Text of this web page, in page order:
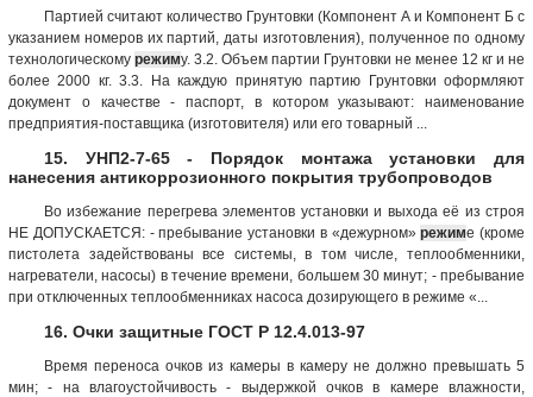
Партией считают количество Грунтовки (Компонент А и Компонент Б с
указанием номеров их партий, даты изготовления), полученное по одному
технологическому режиму. 3.2. Объем партии Грунтовки не менее 12 кг и не
более 2000 кг. 3.3. На каждую принятую партию Грунтовки оформляют
документ о качестве - паспорт, в котором указывают: наименование
предприятия-поставщика (изготовителя) или его товарный ...
15. УНП2-7-65 - Порядок монтажа установки для
нанесения антикоррозионного покрытия трубопроводов
Во избежание перегрева элементов установки и выхода её из строя
НЕ ДОПУСКАЕТСЯ: - пребывание установки в «дежурном»режиме (кроме
пистолета задействованы все системы, в том числе, теплообменники,
нагреватели, насосы) в течение времени, большем 30 минут; - пребывание
при отключенных теплообменниках насоса дозирующего в режиме «...
16. Очки защитные ГОСТ Р 12.4.013-97
Время переноса очков из камеры в камеру не должно превышать 5
мин; - на влагоустойчивость - выдержкой очков в камере влажности,